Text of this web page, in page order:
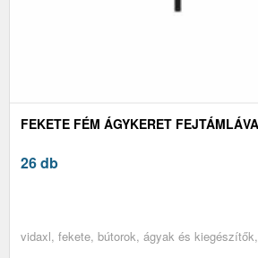
FEKETE FÉM ÁGYKERET
26 db
vidaxl, fekete, bútorok, ágyak és